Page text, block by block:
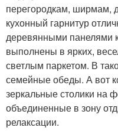
перегородкам, ширмам,
кухонный гарнитур
деревянными панелями
выполнены в ярких,
светлым паркетом. В
семейные обеды. А вот
зеркальные столики на
объединенные в зону
релаксации.